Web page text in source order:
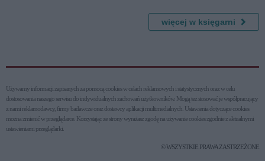
więcej w księgarni
Używamy informacji zapisanych za pomocą cookies w celach reklamowych i statystycznych oraz w celu
dostosowania naszego serwisu do indywidualnych zachowań użytkowni­ków. Mogą też stosować je współpracujący
z nami reklamodawcy, firmy badawcze oraz dostawcy aplikacji multimedialnych. Ustawienia dotyczące cookies
można zmienić w przeglądarce. Korzystając ze strony wyrażasz zgodę na używanie cookies zgodnie z aktualnymi
ustawieniami przeglądarki.
© WSZYSTKIE PRAWA ZASTRZEŻONE